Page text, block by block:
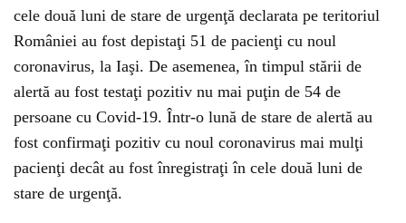
cele două luni de stare de urgenţă declarata pe teritoriul
României au fost depistaţi 51 de pacienţi cu noul
coronavirus, la Iaşi. De asemenea, în timpul stării de
alertă au fost testaţi pozitiv nu mai puţin de 54 de
persoane cu Covid-19. Într-o lună de stare de alertă au
fost confirmaţi pozitiv cu noul coronavirus mai mulţi
pacienţi decât au fost înregistraţi în cele două luni de
stare de urgenţă.